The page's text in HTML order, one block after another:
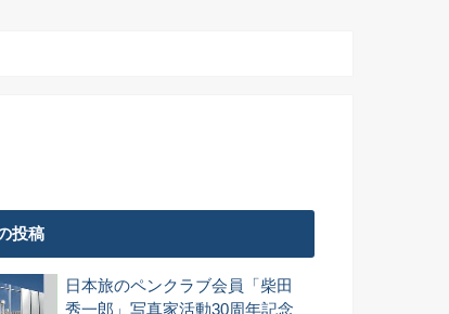
投稿
日本旅のペンクラブ会員「柴田
秀一郎」写真家活動30周年記念